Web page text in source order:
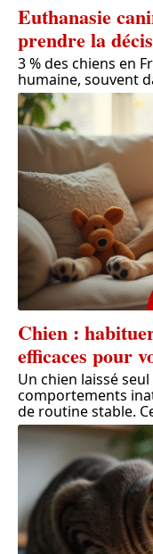
Euthanasie
prendre la
3 % des chiens en
humaine, souvent
Chien :
efficaces pour
Un chien laissé
comportements
de routine stable.